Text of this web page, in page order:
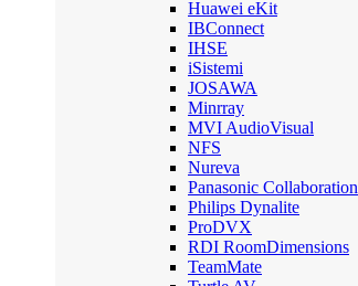
Huawei eKit
IBConnect
IHSE
iSistemi
JOSAWA
Minrray
MVI AudioVisual
NFS
Nureva
Panasonic Collaboration
Philips Dynalite
ProDVX
RDI RoomDimensions
TeamMate